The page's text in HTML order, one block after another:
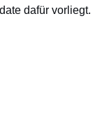
dafür vorliegt.